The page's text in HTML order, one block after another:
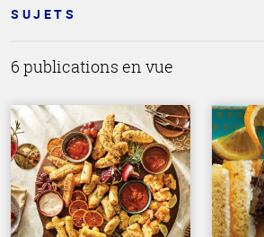
SUJETS
6 publications en vue